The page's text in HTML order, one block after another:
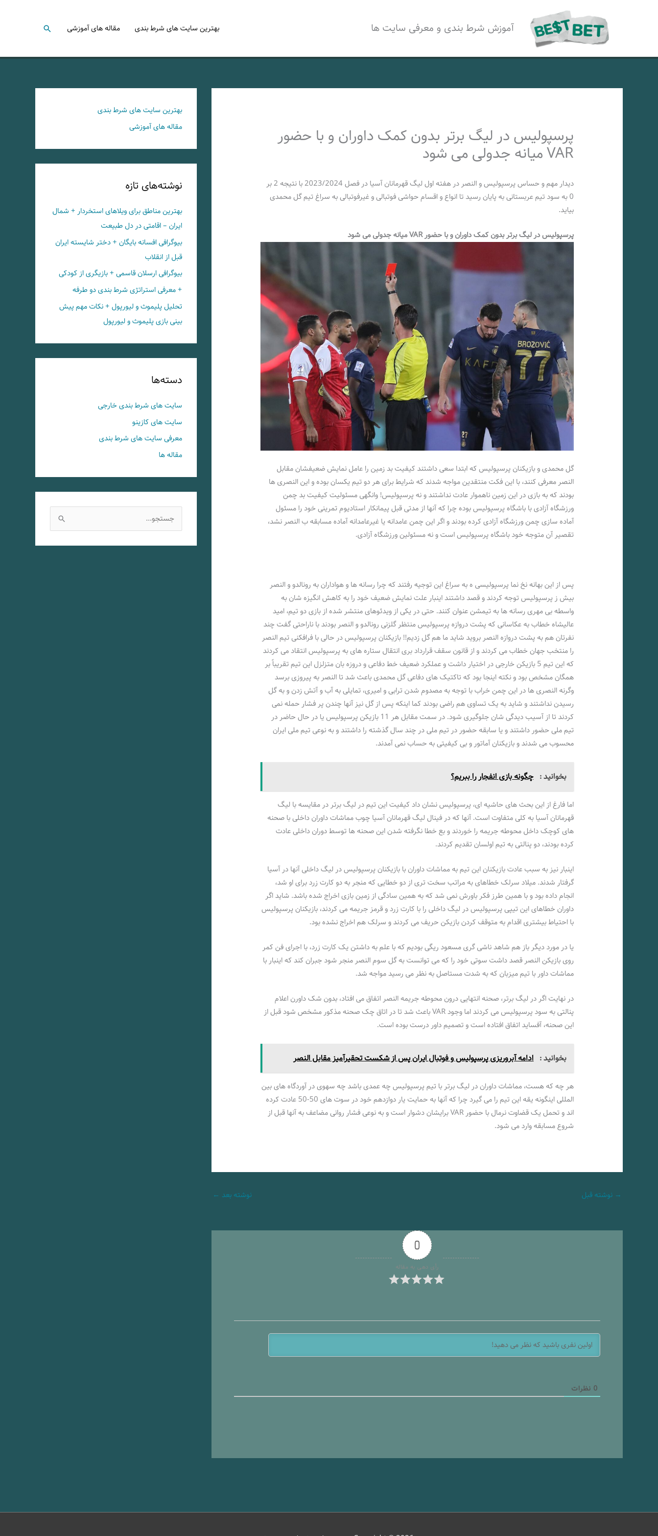
آموزش شرط بندی و معرفی سایت ها بهترین سایت های شرط بندی مقاله های آموزشی جستجو
پرسپولیس در لیگ برتر بدون کمک داوران و با حضور
VAR میانه جدولی می شود
دیدار مهم و حساس پرسپولیس و النصر در هفته اول لیگ قهرمانان آسیا در فصل 2023/2024 با نتیجه 2 بر
0 به سود تیم عربستانی به پایان رسید تا انواع و اقسام حواشی فوتبالی و غیرفوتبالی به سراغ تیم گل محمدی
بیاید.
پرسپولیس در لیگ برتر بدون کمک داوران و با حضور VAR میانه جدولی می شود
گل محمدی و بازیکنان پرسپولیس که ابتدا سعی داشتند کیفیت بد زمین را عامل نمایش ضعیفشان مقابل
النصر معرفی کنند، با این فکت منتقدین مواجه شدند که شرایط برای هر دو تیم یکسان بوده و این النصری ها
بودند که به بازی در این زمین ناهموار عادت نداشتند و نه پرسپولیس! وانگهی مسئولیت کیفیت بد چمن
ورزشگاه آزادی با باشگاه پرسپولیس بوده چرا که آنها از مدتی قبل پیمانکار استادیوم تمرینی خود را مسئول
آماده سازی چمن ورزشگاه آزادی کرده بودند و اگر این چمن عامدانه یا غیرعامدانه آماده مسابقه ب النصر نشد،
تقصیر آن متوجه خود باشگاه پرسپولیس است و نه مسئولین ورزشگاه آزادی.
پس از این بهانه نخ نما پرسپولیسی ه به سراغ این توجیه رفتند که چرا رسانه ها و هواداران به رونالدو و النصر
بیش ز پرسپولیس توجه کردند و قصد داشتند اینبار علت نمایش ضعیف خود را به کاهش انگیزه شان به
واسطه بی مهری رسانه ها به تیمشن عنوان کنند. حتی در یکی از ویدئوهای منتشر شده از بازی دو تیم، امید
عالیشاه خطاب به عکاسانی که پشت دروازه پرسپولیس منتظر گلزنی رونالدو و النصر بودند با ناراحتی گفت چند
نفرتان هم به پشت دروازه النصر بروید شاید ما هم گل زدیم!! بازیکنان پرسپولیس در حالی با فرافکنی تیم النصر
را منتخب جهان خطاب می کردند و از قانون سقف قرارداد بری انتقال ستاره های به پرسپولیس انتقاد می کردند
که این تیم 5 بازیکن خارجی در اختیار داشت و عملکرد ضعیف خط دفاعی و دروزه بان متزلزل این تیم تقریباً بر
همگان مشخص بود و نکته اینجا بود که تاکتیک های دفاعی گل محمدی باعث شد تا النصر به پیروزی برسد
وگرنه النصری ها در این چمن خراب با توجه به مصدوم شدن ترابی و امیری، تمایلی به آب و آتش زدن و به گل
رسیدن نداشتند و شاید به یک تساوی هم راضی بودند کما اینکه پس از گل نیز آنها چندن پر فشار حمله نمی
کردند تا از آسیب دیدگی شان جلوگیری شود. در سمت مقابل هر 11 بازیکن پرسپولیس یا در حال حاضر در
تیم ملی حضور داشتند و یا سابقه حضور در تیم ملی در چند سال گذشته را داشتند و به نوعی تیم ملی ایران
محسوب می شدند و بازیکنان آماتور و بی کیفیتی به حساب نمی آمدند.
بخوانید : چگونه بازی انفجار را ببریم؟
اما فارغ از این بحث های حاشیه ای، پرسپولیس نشان داد کیفیت این تیم در لیگ برتر در مقایسه با لیگ
قهرمانان آسیا به کلی متفاوت است. آنها که در فینال لیگ قهرمانان آسیا چوب مماشات داوران داخلی با صحنه
های کوچک داخل محوطه جریمه را خوردند و بع خطا نگرفته شدن این صحنه ها توسط دوران داخلی عادت
کرده بودند، دو پنالتی به تیم اولسان تقدیم کردند.
اینبار نیز به سبب عادت بازیکنان این تیم به مماشات داوران با بازیکنان پرسپولیس در لیگ داخلی آنها در آسیا
گرفتار شدند. میلاد سرلک خطاهای به مراتب سخت تری از دو خطایی که منجر به دو کارت زرد برای او شد،
انجام داده بود و با همین طرز فکر باورش نمی شد که به همین سادگی از زمین بازی اخراج شده باشد. شاید اگر
داوران خطاهای این تیپی پرسپولیس در لیگ داخلی را با کارت زرد و قرمز جریمه می کردند، بازیکنان پرسپولیس
با احتیاط بیشتری اقدام به متوقف کردن بازیکن حریف می کردند و سرلک هم اخراج نشده بود.
یا در مورد دیگر باز هم شاهد ناشی گری مسعود ریگی بودیم که با علم به داشتن یک کارت زرد، با اجرای فن کمر
روی بازیکن النصر قصد داشت سوتی خود را که می توانست به گل سوم النصر منجر شود جبران کند که اینبار با
مماشات داور با تیم میزبان که به شدت مستاصل به نظر می رسید مواجه شد.
در نهایت اگر در لیگ برتر، صحنه انتهایی درون محوطه جریمه النصر اتفاق می افتاد، بدون شک داورن اعلام
پنالتی به سود پرسپولیس می کردند اما وجود VAR باعث شد تا در اتاق چک صحنه مذکور مشخص شود قبل از
این صحنه، آفساید اتفاق افتاده است و تصمیم داور درست بوده است.
بخوانید : ادامه آبروریزی پرسپولیس و فوتبال ایران پس از شکست تحقیرآمیز مقابل النصر
هر چه که هست، مماشات داوران در لیگ برتر با تیم پرسپولیس چه عمدی باشد چه سهوی در آوردگاه های بین
المللی اینگونه یقه این تیم را می گیرد چرا که آنها به حمایت یار دوازدهم خود در سوت های 50-50 عادت کرده
اند و تحمل یک قضاوت نرمال با حضور VAR برایشان دشوار است و به نوعی فشار روانی مضاعف به آنها قبل از
شروع مسابقه وارد می شود.
→ نوشته قبل نوشته بعد ←
0
رأی دهی به مقاله
0 نظرات
بهترین سایت های شرط بندی
مقاله های آموزشی
نوشته‌های تازه
بهترین مناطق برای ویلاهای استخردار + شمال
ایران – اقامتی در دل طبیعت
بیوگرافی افسانه بایگان + دختر شایسته ایران
قبل از انقلاب
بیوگرافی ارسلان قاسمی + بازیگری از کودکی
+ معرفی استراتژی شرط بندی دو طرفه
تحلیل پلیموث و لیورپول + نکات مهم پیش
بینی بازی پلیموث و لیورپول
دسته‌ها
سایت های شرط بندی خارجی
سایت های کازینو
معرفی سایت های شرط بندی
مقاله ها
س
ت